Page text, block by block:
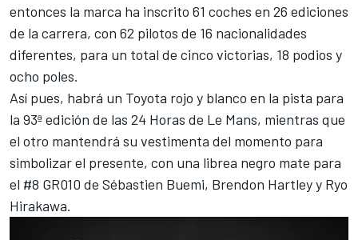
entonces la marca ha inscrito 61 coches en 26 ediciones
de la carrera, con 62 pilotos de 16 nacionalidades
diferentes, para un total de cinco victorias, 18 podios y
ocho poles.
Así pues, habrá un Toyota rojo y blanco en la pista para
la 93ª edición de las 24 Horas de Le Mans, mientras que
el otro mantendrá su vestimenta del momento para
simbolizar el presente, con una librea negro mate para
el #8 GR010 de Sébastien Buemi, Brendon Hartleyy Ryo
Hirakawa.